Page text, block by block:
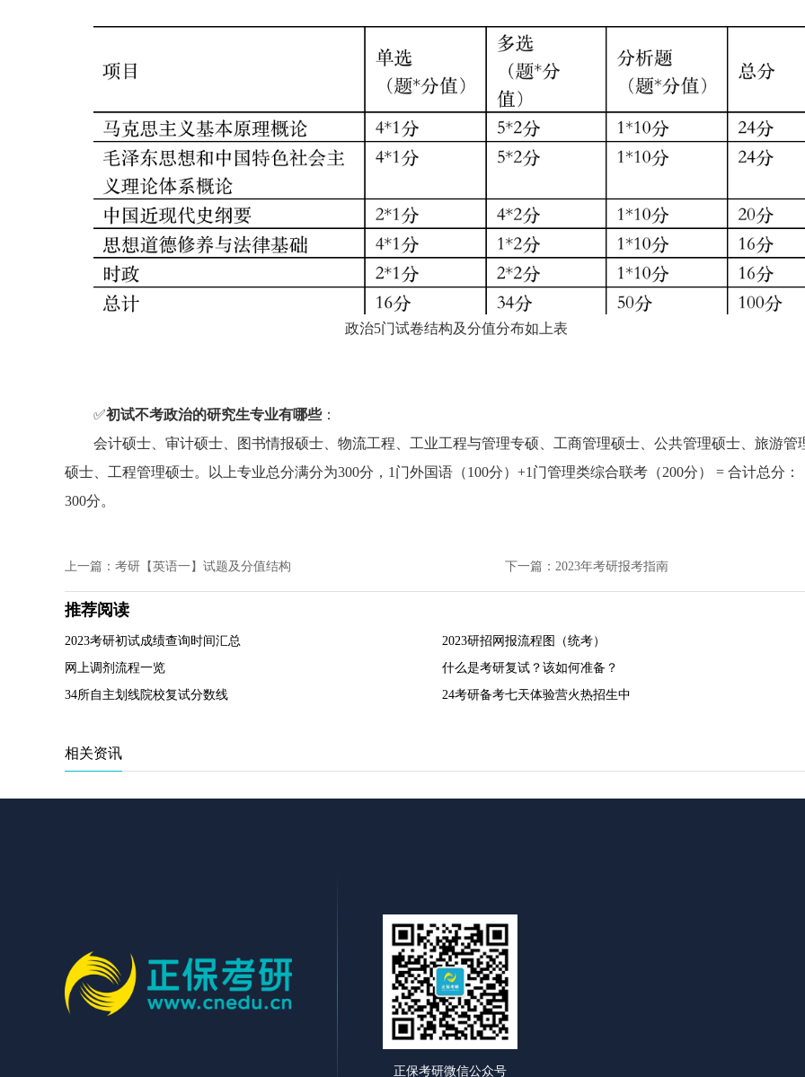
政治5门试卷结构及分值分布如上表
✅初试不考政治的研究生专业有哪些：
会计硕士、审计硕士、图书情报硕士、物流工程、工业工程与管理专硕、工商管理硕士、公共管理硕士、旅游管
硕士、工程管理硕士。
以上专业总分满分为300分， 1门外国语（100分）+1门管理类综合联考（200分） = 合计总分：
300分。
上一篇：考研【英语一】试题及分值结构 下一篇：2023年考研报考指南
推荐阅读
2023考研初试成绩查询时间汇总
2023研招网报流程图（统考）
网上调剂流程一览
什么是考研复试？该如何准备？
34所自主划线院校复试分数线
24考研备考七天体验营火热招生中
相关资讯
正保考研微信公众号